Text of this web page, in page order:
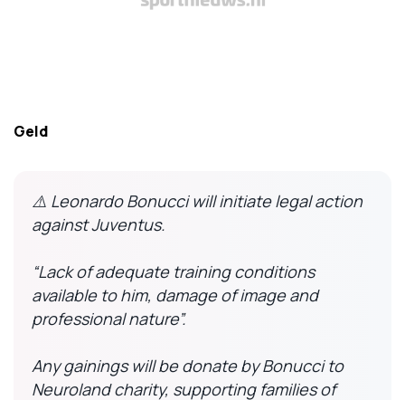
Geld
⚠️ Leonardo Bonucci will initiate legal action
against Juventus.
“Lack of adequate training conditions
available to him, damage of image and
professional nature”.
Any gainings will be donate by Bonucci to
Neuroland charity, supporting families of